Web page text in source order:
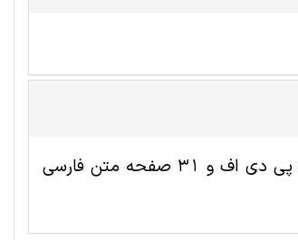
این مقاله ترجمه شده مهندسی کامپیوتر و IT شامل 20 صفحه انگلیسی به صورت پی دی اف و 31 صفحه متن فارسی